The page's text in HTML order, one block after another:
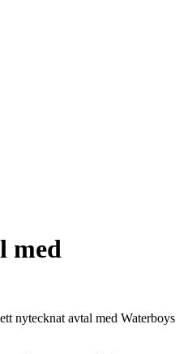
med
nytecknat avtal med Waterboys